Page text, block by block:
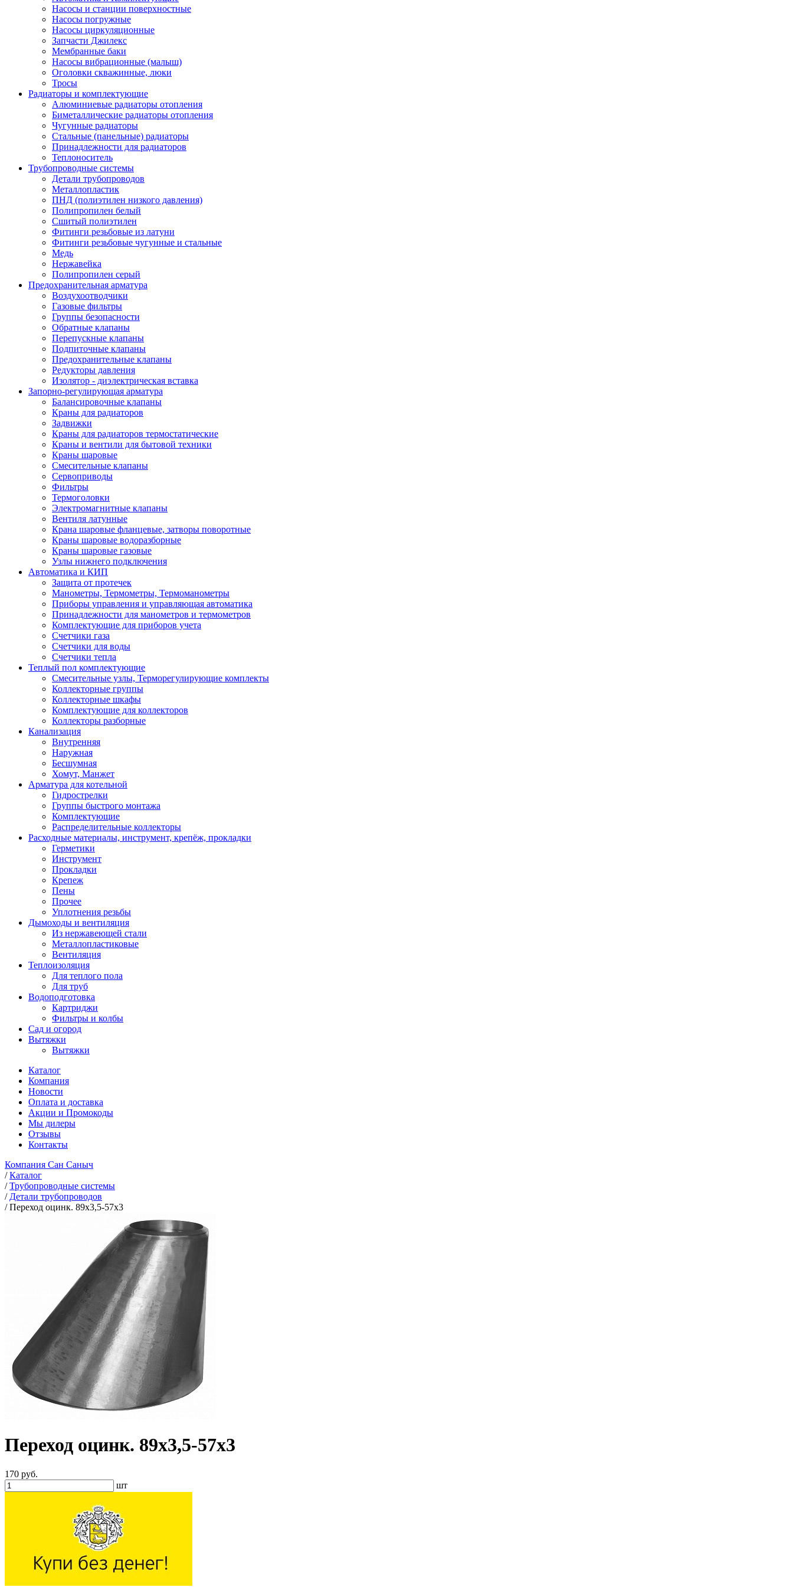
Насосы и станции поверхностные
Насосы погружные
Насосы циркуляционные
Запчасти Джилекс
Мембранные баки
Насосы вибрационные (малыш)
Оголовки скважинные, люки
Тросы
Радиаторы и комплектующие
Алюминиевые радиаторы отопления
Биметаллические радиаторы отопления
Чугунные радиаторы
Стальные (панельные) радиаторы
Принадлежности для радиаторов
Теплоноситель
Трубопроводные системы
Детали трубопроводов
Металлопластик
ПНД (полиэтилен низкого давления)
Полипропилен белый
Сшитый полиэтилен
Фитинги резьбовые из латуни
Фитинги резьбовые чугунные и стальные
Медь
Нержавейка
Полипропилен серый
Предохранительная арматура
Воздухоотводчики
Газовые фильтры
Группы безопасности
Обратные клапаны
Перепускные клапаны
Подпиточные клапаны
Предохранительные клапаны
Редукторы давления
Изолятор - диэлектрическая вставка
Запорно-регулирующая арматура
Балансировочные клапаны
Краны для радиаторов
Задвижки
Краны для радиаторов термостатические
Краны и вентили для бытовой техники
Краны шаровые
Смесительные клапаны
Сервоприводы
Фильтры
Термоголовки
Электромагнитные клапаны
Вентиля латунные
Крана шаровые фланцевые, затворы поворотные
Краны шаровые водоразборные
Краны шаровые газовые
Узлы нижнего подключения
Автоматика и КИП
Защита от протечек
Манометры, Термометры, Термоманометры
Приборы управления и управляющая автоматика
Принадлежности для манометров и термометров
Комплектующие для приборов учета
Счетчики газа
Счетчики для воды
Счетчики тепла
Теплый пол комплектующие
Смесительные узлы, Терморегулирующие комплекты
Коллекторные группы
Коллекторные шкафы
Комплектующие для коллекторов
Коллекторы разборные
Канализация
Внутренняя
Наружная
Бесшумная
Хомут, Манжет
Арматура для котельной
Гидрострелки
Группы быстрого монтажа
Комплектующие
Распределительные коллекторы
Расходные материалы, инструмент, крепёж, прокладки
Герметики
Инструмент
Прокладки
Крепеж
Пены
Прочее
Уплотнения резьбы
Дымоходы и вентиляция
Из нержавеющей стали
Металлопластиковые
Вентиляция
Теплоизоляция
Для теплого пола
Для труб
Водоподготовка
Картриджи
Фильтры и колбы
Сад и огород
Вытяжки
Вытяжки
Каталог
Компания
Новости
Оплата и доставка
Акции и Промокоды
Мы дилеры
Отзывы
Контакты
Компания Сан Саныч
/Каталог
/Трубопроводные системы
/ Детали трубопроводов
/Переход оцинк. 89х3,5-57х3
Переход оцинк. 89х3,5-57х3
170 руб.
шт